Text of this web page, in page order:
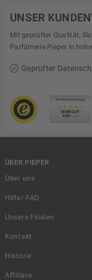
UNSER
Mit geprüfter Qualität,
Parfümerie Pieper in
Geprüfter
ÜBER PIEPER
Über uns
Hilfe/ FAQ
Unsere Filialen
Kontakt
Historie
Affiliate